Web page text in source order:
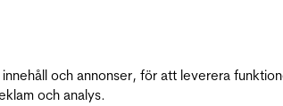
och annonser, för att leverera
och analys.